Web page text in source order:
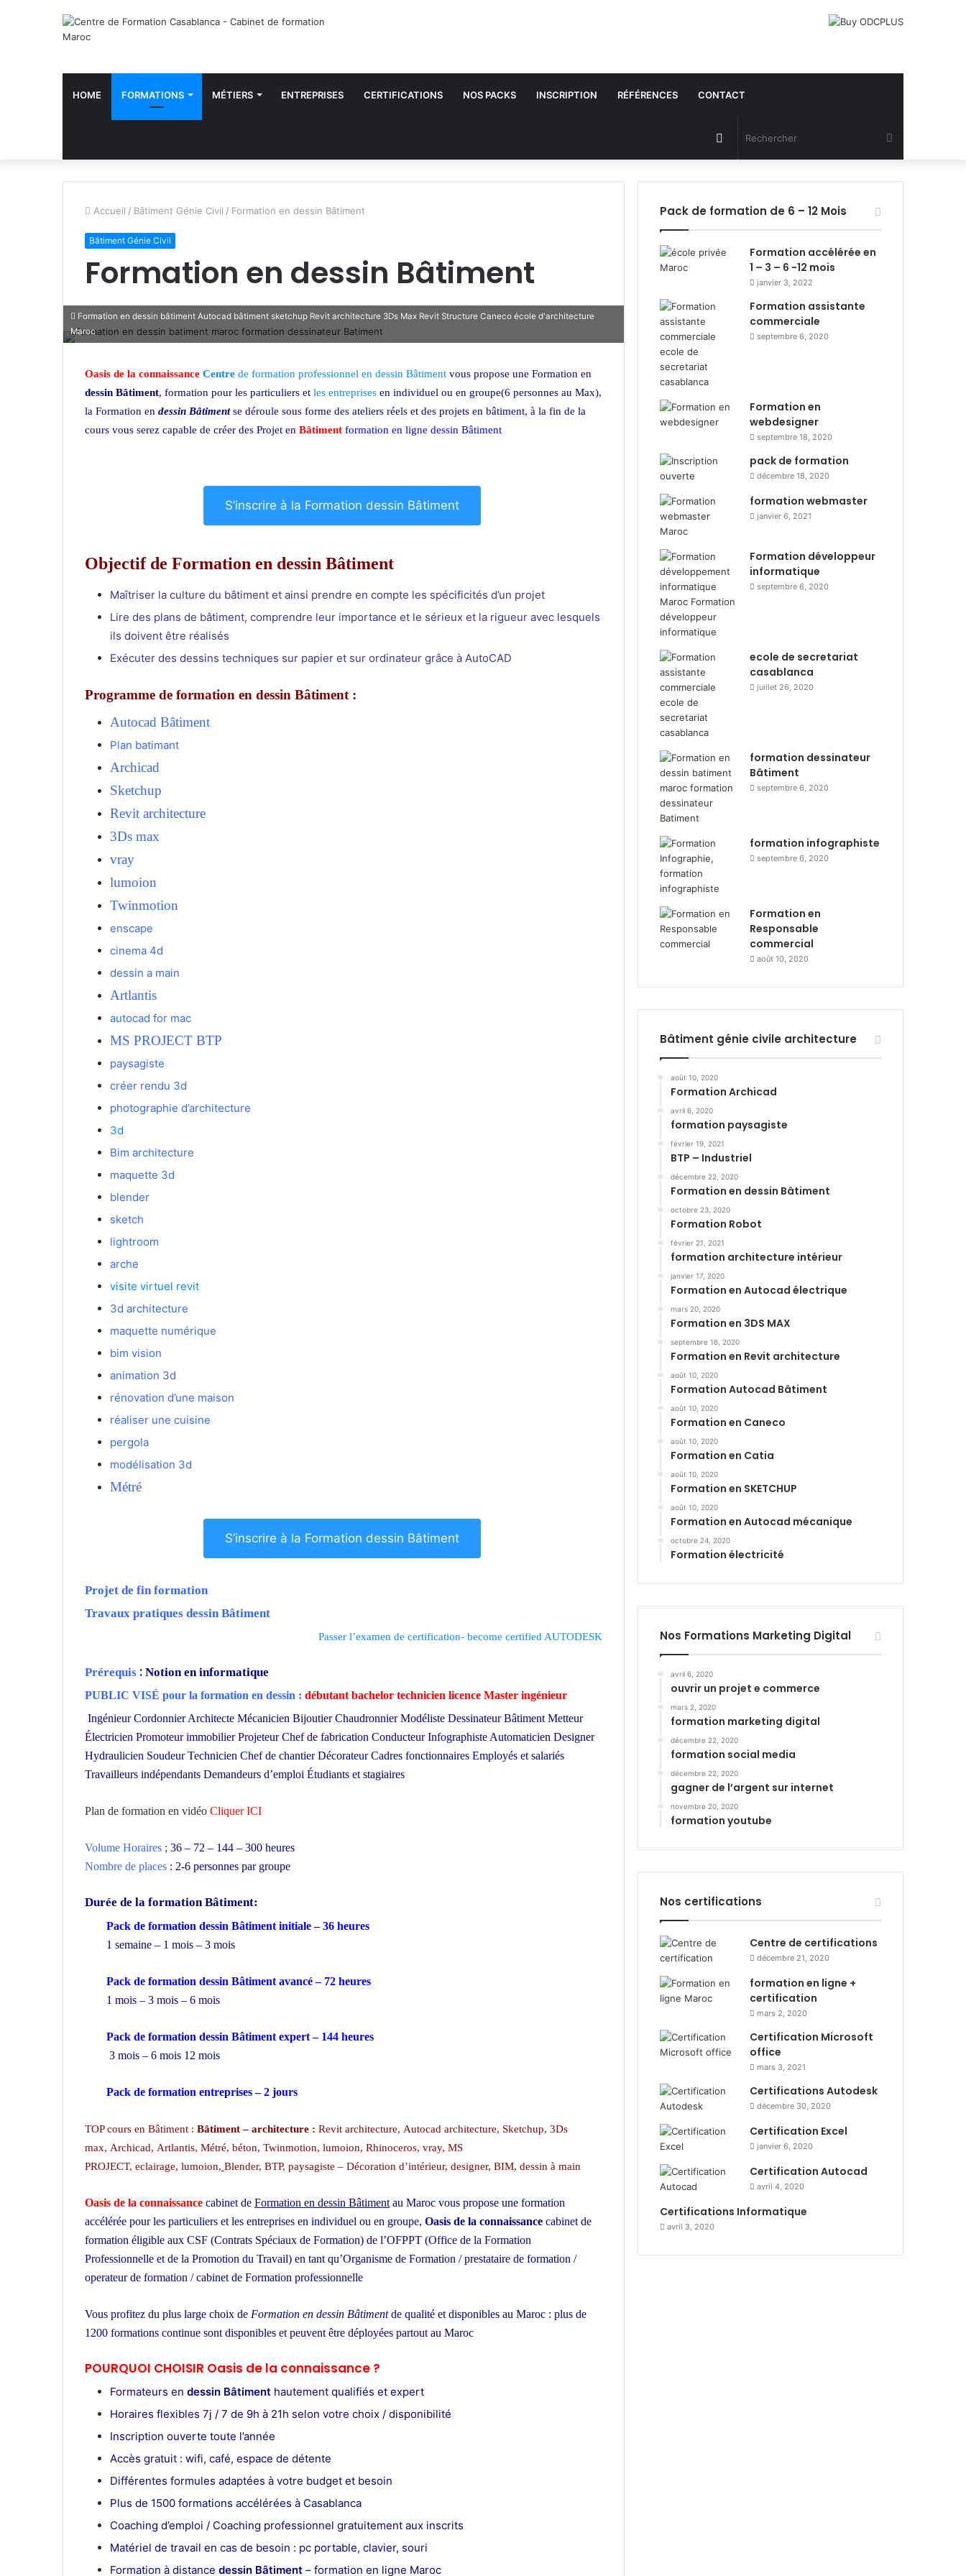
HOME FORMATIONS MÉTIERS ENTREPRISES CERTIFICATIONS NOS PACKS INSCRIPTION RÉFÉRENCES CONTACT
Article
Aléatoire
Accueil / Bâtiment Génie Civil / Formation en dessin Bâtiment
Bâtiment Génie Civil
Formation en dessin Bâtiment
Formation en dessin bâtiment Autocad bâtiment sketchup Revit architecture 3Ds Max Revit Structure Caneco école d'architecture
Maroc
Oasis de la connaissance Centre de formation professionnel en dessin Bâtiment vous propose une Formation en
dessin Bâtiment, formation pour les particuliers et les entreprises en individuel ou en groupe(6 personnes au Max),
la Formation en dessin Bâtiment se déroule sous forme des ateliers réels et des projets en bâtiment, à la fin de la
cours vous serez capable de créer des Projet en Bâtiment formation en ligne dessin Bâtiment
S’inscrire à la Formation dessin Bâtiment
Objectif de Formation en dessin Bâtiment
Maîtriser la culture du bâtiment et ainsi prendre en compte les spécificités d’un projet
Lire des plans de bâtiment, comprendre leur importance et le sérieux et la rigueur avec lesquels
ils doivent être réalisés
Exécuter des dessins techniques sur papier et sur ordinateur grâce à AutoCAD
Programme de formation en dessin Bâtiment :
Autocad Bâtiment
Plan batimant
Archicad
Sketchup
Revit architecture
3Ds max
vray
lumoion
Twinmotion
enscape
cinema 4d
dessin a main
Artlantis
autocad for mac
MS PROJECT BTP
paysagiste
créer rendu 3d
photographie d’architecture
3d
Bim architecture
maquette 3d
blender
sketch
lightroom
arche
visite virtuel revit
3d architecture
maquette numérique
bim vision
animation 3d
rénovation d’une maison
réaliser une cuisine
pergola
modélisation 3d
Métré
S’inscrire à la Formation dessin Bâtiment
Projet de fin formation
Travaux pratiques dessin Bâtiment
Passer l’examen de certification- become certified AUTODESK
Prérequis : Notion en informatique
PUBLIC VISÉ pour la formation en dessin : débutant bachelor technicien licence Master ingénieur
Ingénieur Cordonnier Architecte Mécanicien Bijoutier Chaudronnier Modéliste Dessinateur Bâtiment Metteur
Électricien Promoteur immobilier Projeteur Chef de fabrication Conducteur Infographiste Automaticien Designer
Hydraulicien Soudeur Technicien Chef de chantier Décorateur Cadres fonctionnaires Employés et salariés
Travailleurs indépendants Demandeurs d’emploi Étudiants et stagiaires
Plan de formation en vidéo Cliquer ICI
Volume Horaires ; 36 – 72 – 144 – 300 heures
Nombre de places : 2-6 personnes par groupe
Durée de la formationBâtiment:
Pack de formation dessin Bâtiment initiale – 36 heures
1 semaine – 1 mois – 3 mois
Pack de formation dessin Bâtiment avancé – 72 heures
1 mois – 3 mois – 6 mois
Pack de formation dessin Bâtiment expert – 144 heures
3 mois – 6 mois 12 mois
Pack de formation entreprises– 2 jours
TOP cours en Bâtiment : Bâtiment – architecture : Revit architecture, Autocad architecture, Sketchup, 3Ds
max, Archicad, Artlantis, Métré, béton, Twinmotion, lumoion, Rhinoceros, vray, MS
PROJECT, eclairage, lumoion, Blender, BTP, paysagiste – Décoration d’intérieur, designer, BIM, dessin à main
Oasis de la connaissance cabinet de Formation en dessin Bâtiment au Maroc vous propose une formation
accélérée pour les particuliers et les entreprises en individuel ou en groupe, Oasis de la connaissance cabinet de
formation éligible aux CSF (Contrats Spéciaux de Formation) de l’OFPPT (Office de la Formation
Professionnelle et de la Promotion du Travail) en tant qu’Organisme de Formation / prestataire de formation /
operateur de formation / cabinet de Formation professionnelle
Vous profitez du plus large choix de Formation en dessin Bâtimentde qualité et disponibles au Maroc : plus de
1200 formations continue sont disponibles et peuvent être déployées partout au Maroc
POURQUOI CHOISIR Oasis de la connaissance ?
Formateurs en dessin Bâtiment hautement qualifiés et expert
Horaires flexibles 7j / 7 de 9h à 21h selon votre choix / disponibilité
Inscription ouverte toute l’année
Accès gratuit : wifi, café, espace de détente
Différentes formules adaptées à votre budget et besoin
Plus de 1500 formations accélérées à Casablanca
Coaching d’emploi / Coaching professionnel gratuitement aux inscrits
Matériel de travail en cas de besoin : pc portable, clavier, souri
Formation à distance dessin Bâtiment – formation en ligne Maroc
Pack de formation de 6 – 12 Mois
Formation accélérée en
1 – 3 – 6 -12 mois
janvier 3, 2022
Formation assistante
commerciale
septembre 6, 2020
Formation en
webdesigner
septembre 18, 2020
pack de formation
décembre 18, 2020
formation webmaster
janvier 6, 2021
Formation développeur
informatique
septembre 6, 2020
ecole de secretariat
casablanca
juillet 26, 2020
formation dessinateur
Bâtiment
septembre 6, 2020
formation infographiste
septembre 6, 2020
Formation en
Responsable
commercial
août 10, 2020
Bâtiment génie civile architecture
août 10, 2020
Formation Archicad
avril 6, 2020
formation paysagiste
février 19, 2021
BTP – Industriel
décembre 22, 2020
Formation en dessin Bâtiment
octobre 23, 2020
Formation Robot
février 21, 2021
formation architecture intérieur
janvier 17, 2020
Formation en Autocad électrique
mars 20, 2020
Formation en 3DS MAX
septembre 16, 2020
Formation en Revit architecture
août 10, 2020
Formation Autocad Bâtiment
août 10, 2020
Formation en Caneco
août 10, 2020
Formation en Catia
août 10, 2020
Formation en SKETCHUP
août 10, 2020
Formation en Autocad mécanique
octobre 24, 2020
Formation électricité
Nos Formations Marketing Digital
avril 6, 2020
ouvrir un projet e commerce
mars 2, 2020
formation marketing digital
décembre 22, 2020
formation social media
décembre 22, 2020
gagner de l’argent sur internet
novembre 20, 2020
formation youtube
Nos certifications
Centre de certifications
décembre 21, 2020
formation en ligne +
certification
mars 2, 2020
Certification Microsoft
office
mars 3, 2021
Certifications Autodesk
décembre 30, 2020
Certification Excel
janvier 6, 2020
Certification Autocad
avril 4, 2020
Certifications Informatique
avril 3, 2020